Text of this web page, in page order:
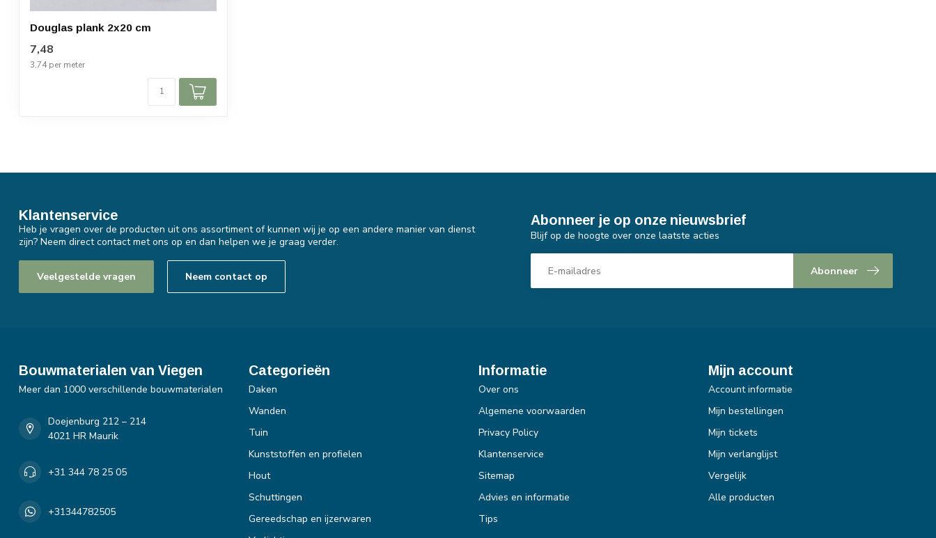
Douglas plank 2x20 cm
7,48
3,74 per meter
Klantenservice
Heb je vragen over de producten uit ons assortiment of kunnen wij je op een andere manier van dienst
zijn? Neem direct contact met ons op en dan helpen we je graag verder.
Veelgestelde vragen Neem contact op
Abonneer je op onze nieuwsbrief
Blijf op de hoogte over onze laatste acties
Abonneer
Bouwmaterialen van Viegen
Meer dan 1000 verschillende bouwmaterialen
Doejenburg 212 – 214
4021 HR Maurik
+31 344 78 25 05
+31344782505
Categorieën
Daken
Wanden
Tuin
Kunststoffen en profielen
Hout
Schuttingen
Gereedschap en ijzerwaren
Informatie
Over ons
Algemene voorwaarden
Privacy Policy
Klantenservice
Sitemap
Advies en informatie
Tips
Mijn account
Account informatie
Mijn bestellingen
Mijn tickets
Mijn verlanglijst
Vergelijk
Alle producten